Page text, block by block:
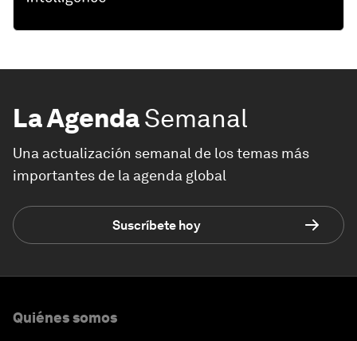
La AgendaSemanal
Una actualización semanal de los temas más
importantes de la agenda global
Suscríbete hoy
Quiénes somos